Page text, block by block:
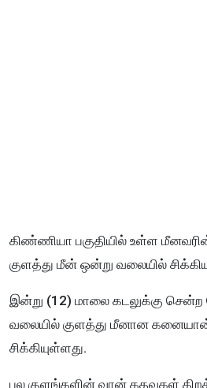
கிண்ணியா பகுதியில் உள்ள
குளத்து மீன் ஒன்று வலையில்
இன்று (12) மாலை கடலுக்கு சென்ற
வலையில் குளத்து மீனான
சிக்கியுள்ளது.
பல குளங்களின் வான் கதவுகள்